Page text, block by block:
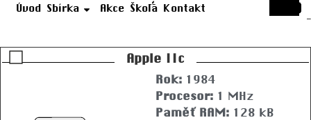
Úvod Sbírka Akce Škola Kontakt
Apple IIc
Rok: 1984
Procesor: 1 MHz
Paměť RAM: 128 kB